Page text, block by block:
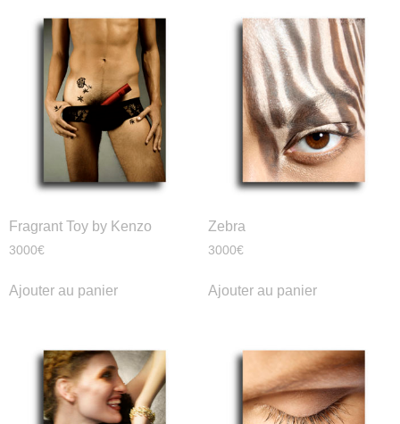
Fragrant Toy by Kenzo
3000€
Ajouter au panier
Zebra
3000€
Ajouter au panier